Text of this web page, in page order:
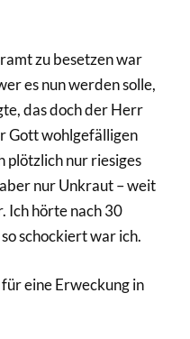
zu besetzen war
es nun werden solle,
das doch der Herr
Gott wohlgefälligen
plötzlich nur riesiges
nur Unkraut – weit
Ich hörte nach 30
schockiert war ich.
eine Erweckung in